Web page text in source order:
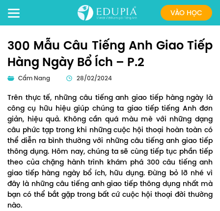
VÀO HỌC
300 Mẫu Câu Tiếng Anh Giao Tiếp
Hàng Ngày Bổ Ích – P.2
Cẩm Nang 28/02/2024
Trên thực tế, những câu tiếng anh giao tiếp hàng ngày là
công cụ hữu hiệu giúp chúng ta giao tiếp tiếng Anh đơn
giản, hiệu quả. Không cần quá màu mè với những dạng
câu phức tạp trong khi những cuộc hội thoại hoàn toàn có
thể diễn ra bình thường với những câu tiếng anh giao tiếp
thông dụng. Hôm nay, chúng ta sẽ cùng tiếp tục phần tiếp
theo của chặng hành trình khám phá 300 câu tiếng anh
giao tiếp hàng ngày bổ ích, hữu dụng. Đừng bỏ lỡ nhé vì
đây là những câu tiếng anh giao tiếp thông dụng nhất mà
bạn có thể bắt gặp trong bất cứ cuộc hội thoại đời thường
nào.